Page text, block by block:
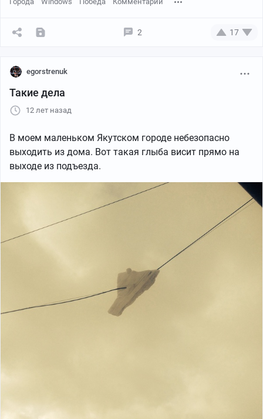
2 17
egorstrenuk
Такие дела
12 лет назад
В моем маленьком Якутском городе небезопасно
выходить из дома. Вот такая глыба висит прямо на
выходе из подъезда.